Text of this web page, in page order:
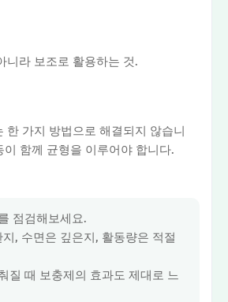
니라 보조로 활용하는 것.
한 가지 방법으로 해결되지 않습니
이 함께 균형을 이루어야 합니다.
점검해보세요.
, 수면은 깊은지, 활동량은 적절
질 때 보충제의 효과도 제대로 느